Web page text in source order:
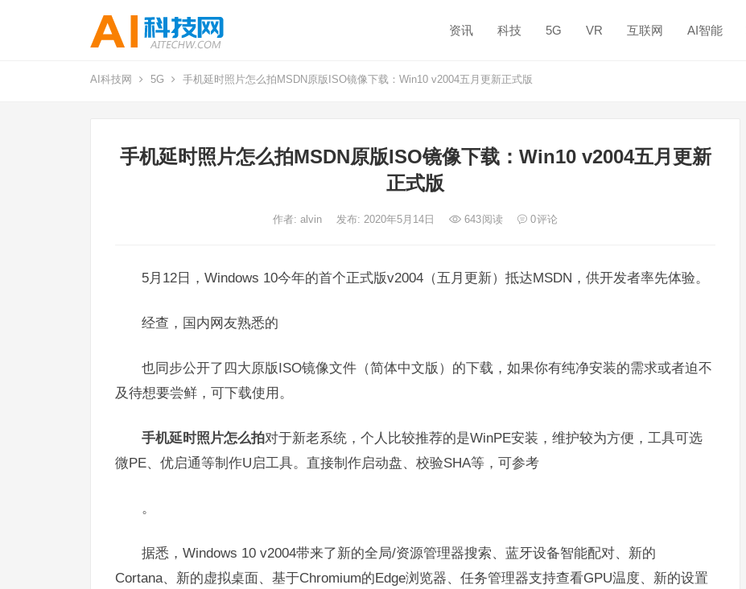
资讯 科技 5G VR 互联网 AI智能
AI科技网 5G 手机延时照片怎么拍MSDN原版ISO镜像下载：Win10 v2004五月更新正式版
手机延时照片怎么拍MSDN原版ISO镜像下载：Win10 v2004五月更新
正式版
作者: alvin 发布: 2020年5月14日 643阅读 0评论
5月12日，Windows 10今年的首个正式版v2004（五月更新）抵达MSDN，供开发者率先体验。
经查，国内网友熟悉的
也同步公开了四大原版ISO镜像文件（简体中文版）的下载，如果你有纯净安装的需求或者迫不
及待想要尝鲜，可下载使用。
手机延时照片怎么拍对于新老系统，个人比较推荐的是WinPE安装，维护较为方便，工具可选
微PE、优启通等制作U启工具。直接制作启动盘、校验SHA等，可参考
。
据悉，Windows 10 v2004带来了新的全局/资源管理器搜索、蓝牙设备智能配对、新的
Cortana、新的虚拟桌面、基于Chromium的Edge浏览器、任务管理器支持查看GPU温度、新的设置